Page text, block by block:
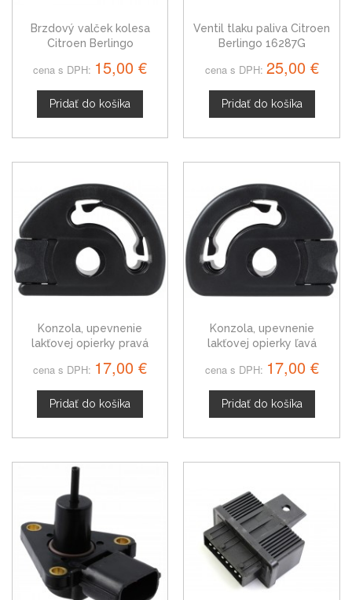
Brzdový valček kolesa
Citroen Berlingo
cena s DPH: 15,00 €
Pridať do košíka
Ventil tlaku paliva Citroen
Berlingo 16287G
cena s DPH: 25,00 €
Pridať do košíka
Konzola, upevnenie
lakťovej opierky pravá
cena s DPH: 17,00 €
Pridať do košíka
Konzola, upevnenie
lakťovej opierky ľavá
cena s DPH: 17,00 €
Pridať do košíka